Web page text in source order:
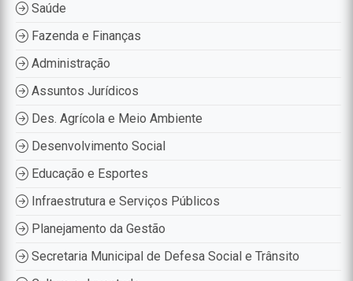
Saúde
Fazenda e Finanças
Administração
Assuntos Jurídicos
Des. Agrícola e Meio Ambiente
Desenvolvimento Social
Educação e Esportes
Infraestrutura e Serviços Públicos
Planejamento da Gestão
Secretaria Municipal de Defesa Social e Trânsito